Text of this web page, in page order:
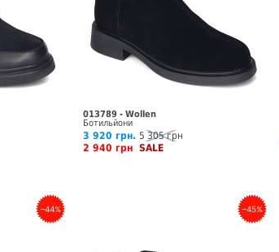
013789 - Wollen
Ботильйони
3 920 грн. 5 305 грн
2 940 грн SALE
–44% –45%